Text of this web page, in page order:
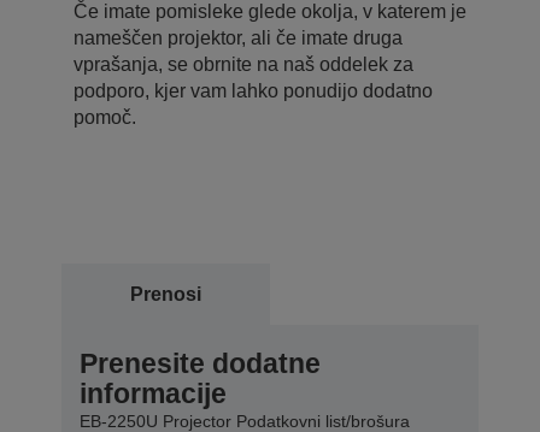
Če imate pomisleke glede okolja, v katerem je
nameščen projektor, ali če imate druga
vprašanja, se obrnite na naš oddelek za
podporo, kjer vam lahko ponudijo dodatno
pomoč.
Prenosi
Prenesite dodatne
informacije
EB-2250U Projector Podatkovni list/brošura